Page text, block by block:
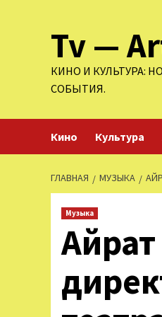
содержимомуTv —
КИНО И КУЛЬТУРА:
СОБЫТИЯ.
Кино Культура
ГЛАВНАЯ МУЗЫКА
Музыка